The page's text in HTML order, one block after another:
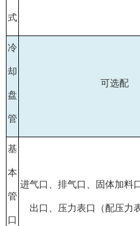
式
冷
却
盘
管
可选配
基
本
管
口
进气口、排气口、固体加料
出口、压力表口（配压力